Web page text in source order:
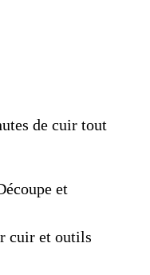
de cuir tout
et
cuir et outils